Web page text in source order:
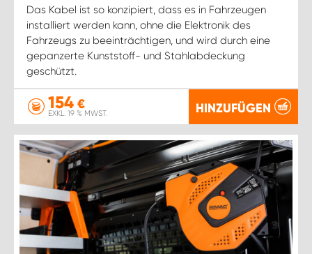
Das Kabel ist so konzipiert, dass es in Fahrzeugen
installiert werden kann, ohne die Elektronik des
Fahrzeugs zu beeinträchtigen, und wird durch eine
gepanzerte Kunststoff- und Stahlabdeckung
geschützt.
154 €
EXKL. 19 % MWST. HINZUFÜGEN